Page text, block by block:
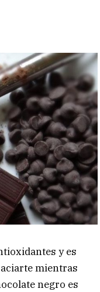
y es
mientras
negro es